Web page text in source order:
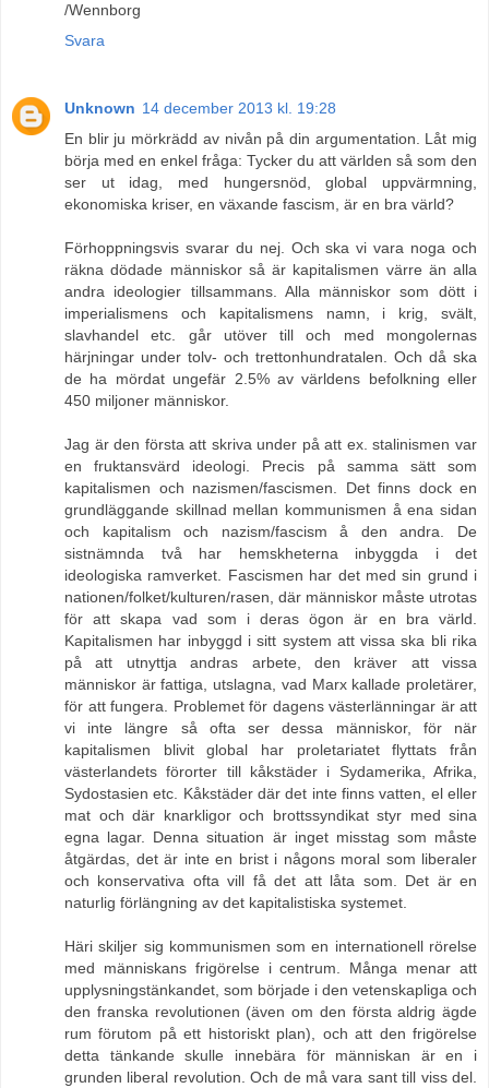
/Wennborg
Svara
Unknown 14 december 2013 kl. 19:28
En blir ju mörkrädd av nivån på din argumentation. Låt mig
börja med en enkel fråga: Tycker du att världen så som den
ser ut idag, med hungersnöd, global uppvärmning,
ekonomiska kriser, en växande fascism, är en bra värld?
Förhoppningsvis svarar du nej. Och ska vi vara noga och
räkna dödade människor så är kapitalismen värre än alla
andra ideologier tillsammans. Alla människor som dött i
imperialismens och kapitalismens namn, i krig, svält,
slavhandel etc. går utöver till och med mongolernas
härjningar under tolv- och trettonhundratalen. Och då ska
de ha mördat ungefär 2.5% av världens befolkning eller
450 miljoner människor.
Jag är den första att skriva under på att ex. stalinismen var
en fruktansvärd ideologi. Precis på samma sätt som
kapitalismen och nazismen/fascismen. Det finns dock en
grundläggande skillnad mellan kommunismen å ena sidan
och kapitalism och nazism/fascism å den andra. De
sistnämnda två har hemskheterna inbyggda i det
ideologiska ramverket. Fascismen har det med sin grund i
nationen/folket/kulturen/rasen, där människor måste utrotas
för att skapa vad som i deras ögon är en bra värld.
Kapitalismen har inbyggd i sitt system att vissa ska bli rika
på att utnyttja andras arbete, den kräver att vissa
människor är fattiga, utslagna, vad Marx kallade proletärer,
för att fungera. Problemet för dagens västerlänningar är att
vi inte längre så ofta ser dessa människor, för när
kapitalismen blivit global har proletariatet flyttats från
västerlandets förorter till kåkstäder i Sydamerika, Afrika,
Sydostasien etc. Kåkstäder där det inte finns vatten, el eller
mat och där knarkligor och brottssyndikat styr med sina
egna lagar. Denna situation är inget misstag som måste
åtgärdas, det är inte en brist i någons moral som liberaler
och konservativa ofta vill få det att låta som. Det är en
naturlig förlängning av det kapitalistiska systemet.
Häri skiljer sig kommunismen som en internationell rörelse
med människans frigörelse i centrum. Många menar att
upplysningstänkandet, som började i den vetenskapliga och
den franska revolutionen (även om den första aldrig ägde
rum förutom på ett historiskt plan), och att den frigörelse
detta tänkande skulle innebära för människan är en i
grunden liberal revolution. Och de må vara sant till viss del.